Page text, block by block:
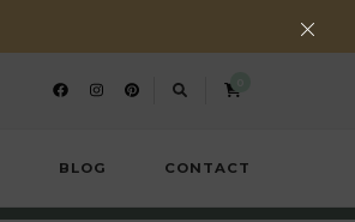
BLOG CONTACT